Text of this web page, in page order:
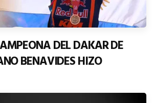
DEL DAKAR DE
BENAVIDES HIZO